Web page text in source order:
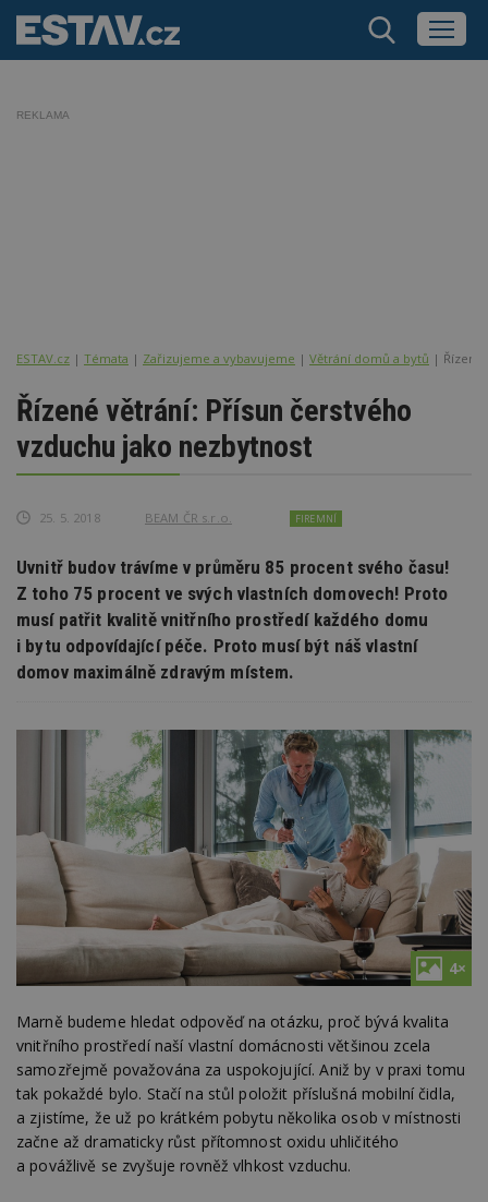
REKLAMA
ESTAV.cz Témata Zařizujeme a vybavujeme Větrání domů a bytů
Řízené větrání: Přísun čerstvého
vzduchu jako nezbytnost
25. 5. 2018 BEAM ČR s.r.o. FIREMNÍ
Uvnitř budov trávíme v průměru 85 procent svého času!
Z toho 75 procent ve svých vlastních domovech! Proto
musí patřit kvalitě vnitřního prostředí každého domu
i bytu odpovídající péče. Proto musí být náš vlastní
domov maximálně zdravým místem.
4×
Marně budeme hledat odpověď na otázku, proč bývá kvalita
vnitřního prostředí naší vlastní domácnosti většinou zcela
samozřejmě považována za uspokojující. Aniž by v praxi tomu
tak pokaždé bylo. Stačí na stůl položit příslušná mobilní čidla,
a zjistíme, že už po krátkém pobytu několika osob v místnosti
začne až dramaticky růst přítomnost oxidu uhličitého
a povážlivě se zvyšuje rovněž vlhkost vzduchu.